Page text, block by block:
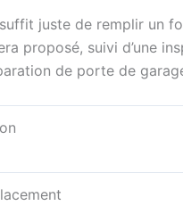
juste de remplir un
proposé, suivi d’une
de porte de